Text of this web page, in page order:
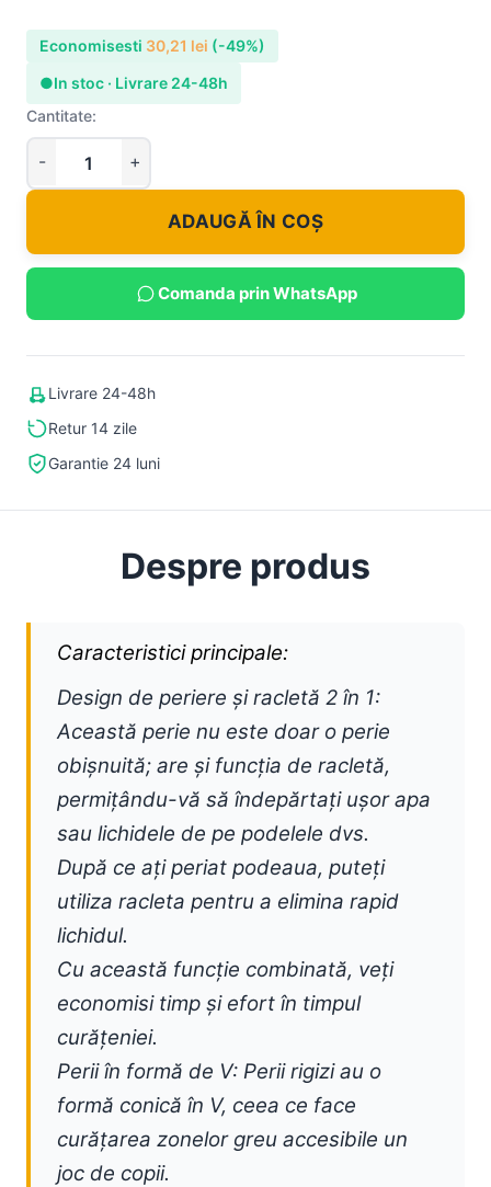
Economisesti 30,21 lei (-49%)
●In stoc · Livrare 24-48h
Cantitate:
ADAUGĂ ÎN COȘ
Comanda prin WhatsApp
Livrare 24-48h
Retur 14 zile
Garantie 24 luni
Despre produs
Caracteristici principale:
Design de periere și racletă 2 în 1:
Această perie nu este doar o perie
obișnuită; are și funcția de racletă,
permițându-vă să îndepărtați ușor apa
sau lichidele de pe podelele dvs.
După ce ați periat podeaua, puteți
utiliza racleta pentru a elimina rapid
lichidul.
Cu această funcție combinată, veți
economisi timp și efort în timpul
curățeniei.
Perii în formă de V: Perii rigizi au o
formă conică în V, ceea ce face
curățarea zonelor greu accesibile un
joc de copii.